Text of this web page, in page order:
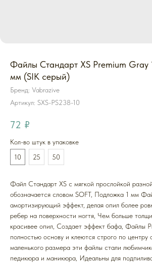
Файлы Стандарт XS Premium Gray
мм (SIK серый)
Бренд: Vabrazive
Артикул: SXS-PS238-10
72 ₽
Кол-во штук в упаковке
10
25 50
Файл Стандарт XS с мягкой прослойкой
обозначается словом SOFT, Подложка 1 мм
амортизирующий эффект, делая опил более
ребер на поверхности ногтя, Чем больше
красивее опил, Создает эффект бафа, Файлы
полностью основу и клеются строго по
маленького размера эти файлы стали
педикюра и маникюра, Идеальны для